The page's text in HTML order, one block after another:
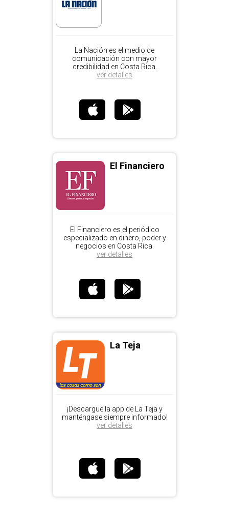
La Nación es el medio de
comunicación con mayor
credibilidad en Costa Rica.
ver detalles
El Financiero
El Financiero es el periódico
especializado en dinero, poder y
negocios en Costa Rica.
ver detalles
La Teja
¡Descargue la app de La Teja y
manténgase siempre informado!
ver detalles